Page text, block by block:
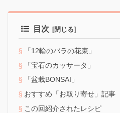
目次
「12輪のバラの花束」
「宝石のカッサータ」
「盆栽BONSAI」
おすすめ「お取り寄せ」記事
この回紹介されたレシピ